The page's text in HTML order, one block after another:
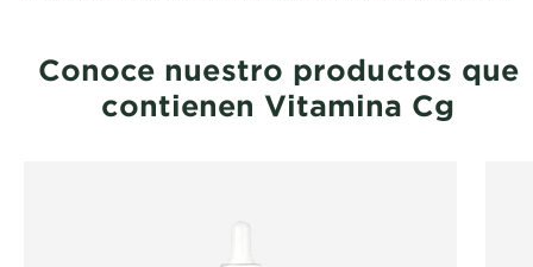
Conoce nuestro productos que
contienen Vitamina Cg